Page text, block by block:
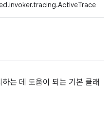
는 데 도움이 되는 기본 클래